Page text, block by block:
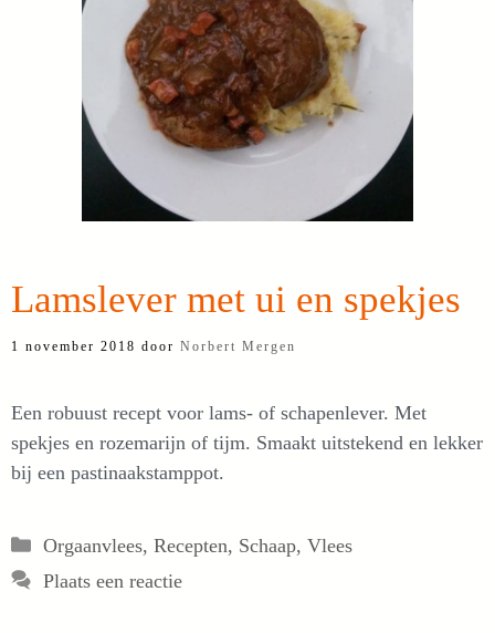
Lamslever met ui en spekjes
1 november 2018 door Norbert Mergen
Een robuust recept voor lams- of schapenlever. Met
spekjes en rozemarijn of tijm. Smaakt uitstekend en lekker
bij een pastinaakstamppot.
Categorieën
Orgaanvlees, Recepten, Schaap, Vlees
Plaats een reactie